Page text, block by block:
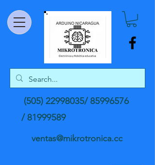
(505) 22998035/85996576
/81999589
ventas@mikrotronica.cc